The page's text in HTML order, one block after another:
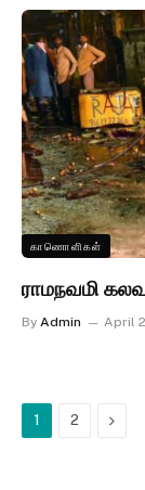
காணொளிகள்
ராமநவமி
By Admin April
1 2 Next